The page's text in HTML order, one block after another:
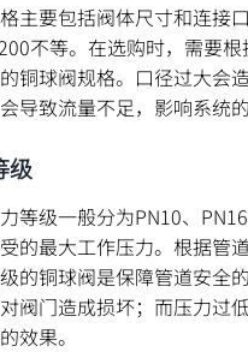
主要包括阀体尺寸和连接
不等。在选购时，需要
铜球阀规格。口径过大会
导致流量不足，影响系统
级
等级一般分为PN10、
的最大工作压力。根据管
的铜球阀是保障管道安全
阀门造成损坏；而压力过
效果。